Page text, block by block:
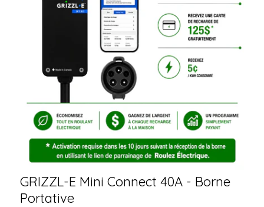
GRIZZL-E Mini Connect 40A - Borne
Portative